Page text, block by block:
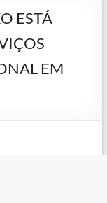
ESTÁ
EM